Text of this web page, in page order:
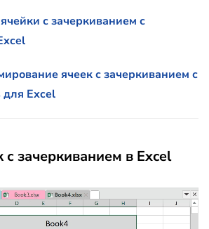
с зачеркиванием с
ячеек с зачеркиванием с
Excel
с зачеркиванием в Excel